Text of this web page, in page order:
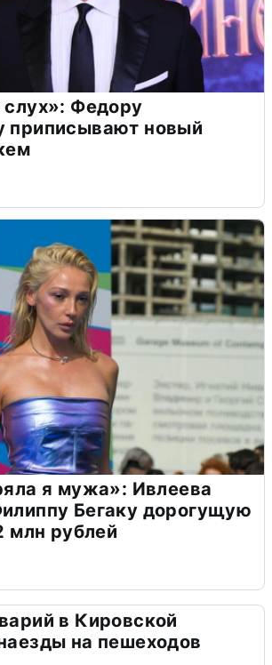
слух»: Федору
приписывают новый
я мужа»: Ивлеева
Бегаку дорогущую
млн рублей
в Кировской
на пешеходов